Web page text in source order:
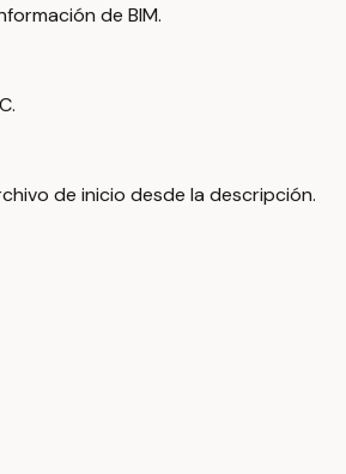
de BIM.
de inicio desde la descripción.